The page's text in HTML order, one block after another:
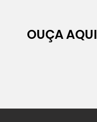
OUÇA AQUI